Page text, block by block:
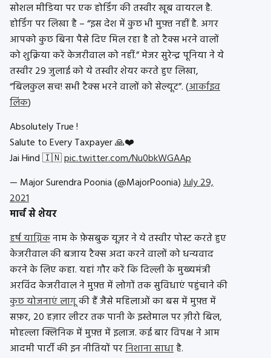
सोशल मीडिया पर एक होर्डिंग की तस्वीर खूब वायरल है.
होर्डिंग पर लिखा है – “इस देश में कुछ भी मुफ़्त नहीं है. अगर
आपको कुछ बिना पैसे दिए मिल रहा है तो टैक्स भरने वालों
को शुक्रिया करें केजरीवाल को नहीं.” मेजर सुरेन्द्र पूनिया ने ये
तस्वीर 29 जुलाई को ये तस्वीर शेयर करते हुए लिखा,
“बिलकुल सच! सभी टैक्स भरने वालों को सेल्यूट”. (आर्काइव
लिंक)
Absolutely True !
Salute to Every Taxpayer 🙏❤️
Jai Hind 🇮🇳pic.twitter.com/Nu0bkWGAAp
— Major Surendra Poonia (@MajorPoonia)July 29,
2021
मार्च से शेयर
हर्ष याग्निकनाम के फ़ेसबुक यूज़र ने ये तस्वीर पोस्ट करते हुए
केजरीवाल की बजाय टैक्स अदा करने वालों को धन्यवाद
करने के लिए कहा. यहां गौर करें कि दिल्ली के मुख्यमंत्री
अरविंद केजरीवाल ने मुफ़्त में लोगों तक सुविधाएं पहुंचाने की
कुछ योजनाएं लागूकी हैं जैसे महिलाओं का बस में मुफ़्त में
सफ़र, 20 हज़ार लीटर तक पानी के इस्तेमाल पर ज़ीरो बिल,
मोहल्ला क्लिनिक में मुफ़्त में इलाज. कई बार विपक्ष ने आम
आदमी पार्टी की इन नीतियों परनिशाना साधाहै.